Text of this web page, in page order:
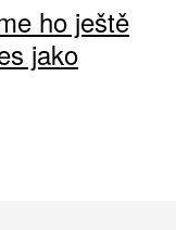
ho ještě
jako